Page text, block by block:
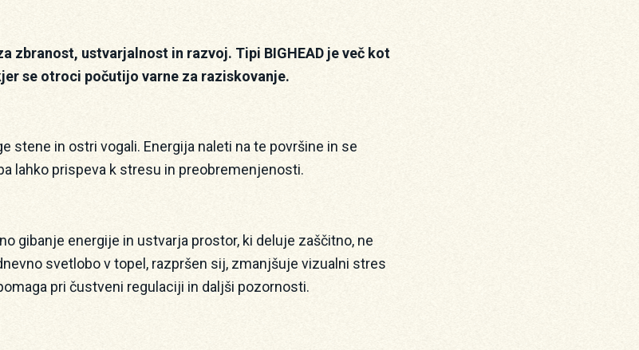
zbranost, ustvarjalnost in razvoj. Tipi BIGHEAD je več kot
se otroci počutijo varne za raziskovanje.
stene in ostri vogali. Energija naleti na te površine in se
lahko prispeva k stresu in preobremenjenosti.
gibanje energije in ustvarja prostor, ki deluje zaščitno, ne
svetlobo v topel, razpršen sij, zmanjšuje vizualni stres
pri čustveni regulaciji in daljši pozornosti.